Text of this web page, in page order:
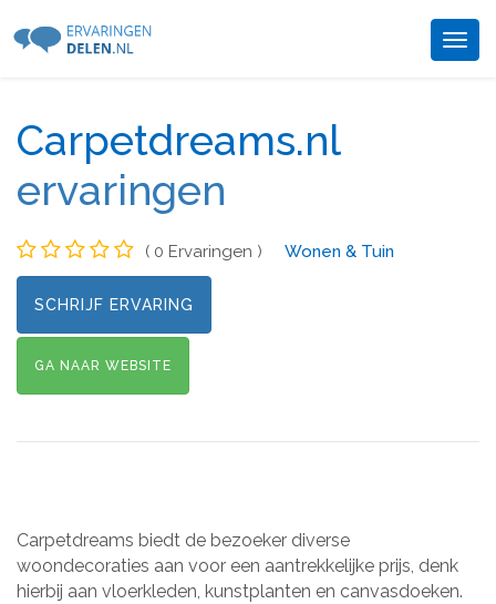
Carpetdreams.nl
ervaringen
( 0 Ervaringen ) Wonen & Tuin
SCHRIJF ERVARING
GA NAAR WEBSITE
Carpetdreams biedt de bezoeker diverse
woondecoraties aan voor een aantrekkelijke prijs, denk
hierbij aan vloerkleden, kunstplanten en canvasdoeken.